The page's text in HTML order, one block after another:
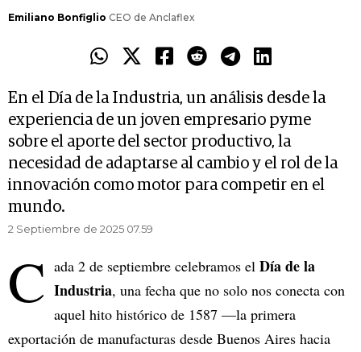
Emiliano Bonfiglio CEO de Anclaflex
En el Día de la Industria, un análisis desde la
experiencia de un joven empresario pyme
sobre el aporte del sector productivo, la
necesidad de adaptarse al cambio y el rol de la
innovación como motor para competir en el
mundo.
2 Septiembre de 2025 07.59
C ada 2 de septiembre celebramos el Día de la
Industria, una fecha que no solo nos conecta con
aquel hito histórico de 1587 —la primera
exportación de manufacturas desde Buenos Aires hacia